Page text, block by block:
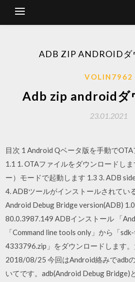
ADB ZIP ANDROIDダ
VOLIN7962
Adb zip androidダ
23.01.2021
目次 1 Android Qベータ版を手動で
1.1 1. OTAファイルをダウンロードし
ー）モードで起動します 1.3 3. ADB
4. ADBツールがインストールされてい
Android Debug Bridge version(ADB)
80.0.3987.149 ADBインストール 「
「Command line tools only」から「
4333796.zip」をダウンロードします
2018/08/25 今回はAndroid絡みでadb
いてです。adb(Android Debug Bridge)